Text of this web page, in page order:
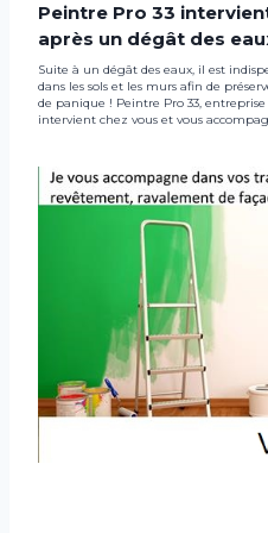
Peintre Pro 33
après un dégât des
Suite à un dégât des eaux, il est
dans les sols et les murs afin de
de panique ! Peintre Pro 33,
intervient chez vous et vous